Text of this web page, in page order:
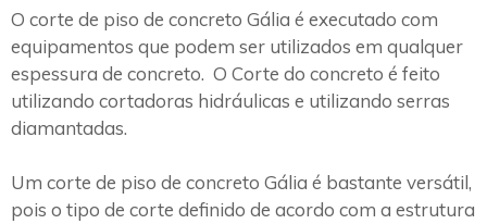
O corte de piso de concreto Gália é executado com
equipamentos que podem ser utilizados em qualquer
espessura de concreto. O Corte do concreto é feito
utilizando cortadoras hidráulicas e utilizando serras
diamantadas.
Um corte de piso de concreto Gália é bastante versátil,
pois o tipo de corte definido de acordo com a estrutura